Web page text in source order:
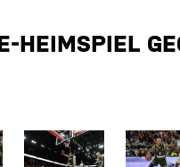
HEIMSPIEL
GrößeZeige in voller GrößeZeige in